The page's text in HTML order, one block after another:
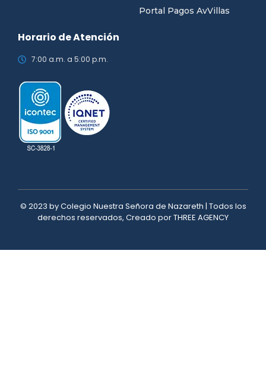
Portal Pagos AvVillas
Horario de Atención
7:00 a.m. a 5:00 p.m.
© 2023 by Colegio Nuestra Señora de Nazareth | Todos los
derechos reservados, Creado por THREE AGENCY